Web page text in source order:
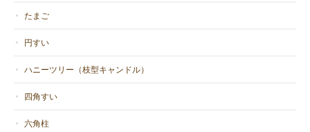
たまご
円すい
ハニーツリー（枝型キャンドル）
四角すい
六角柱